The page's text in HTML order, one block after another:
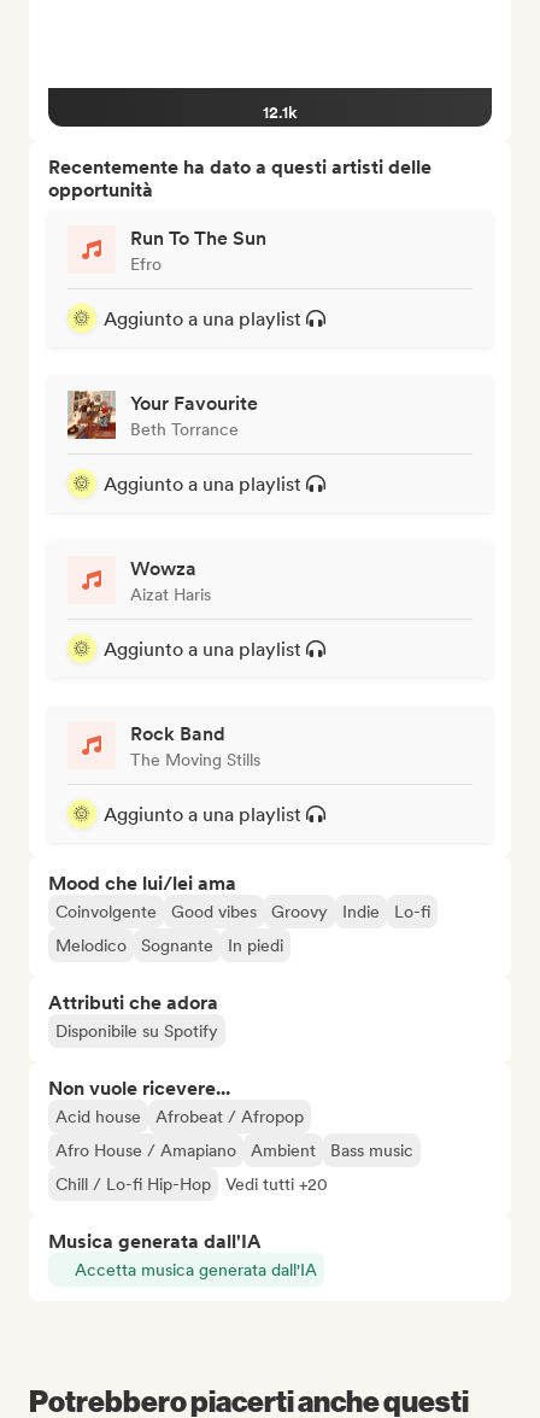
12.1k
Recentemente ha dato a questi artisti delle
opportunità
Run To The Sun
Efro
Aggiunto a una playlist
Your Favourite
Beth Torrance
Aggiunto a una playlist
Wowza
Aizat Haris
Aggiunto a una playlist
Rock Band
The Moving Stills
Aggiunto a una playlist
Mood che lui/lei ama
Coinvolgente Good vibes Groovy Indie
Lo-fi
Melodico
Sognante In piedi
Attributi che adora
Disponibile su Spotify
Non vuole ricevere...
Acid house
Afrobeat / Afropop
Afro House / Amapiano
Ambient
Bass music
Chill / Lo-fi Hip-Hop
Vedi tutti +20
Musica generata dall'IA
Accetta musica generata dall'IA
Potrebbero piacerti anche questi